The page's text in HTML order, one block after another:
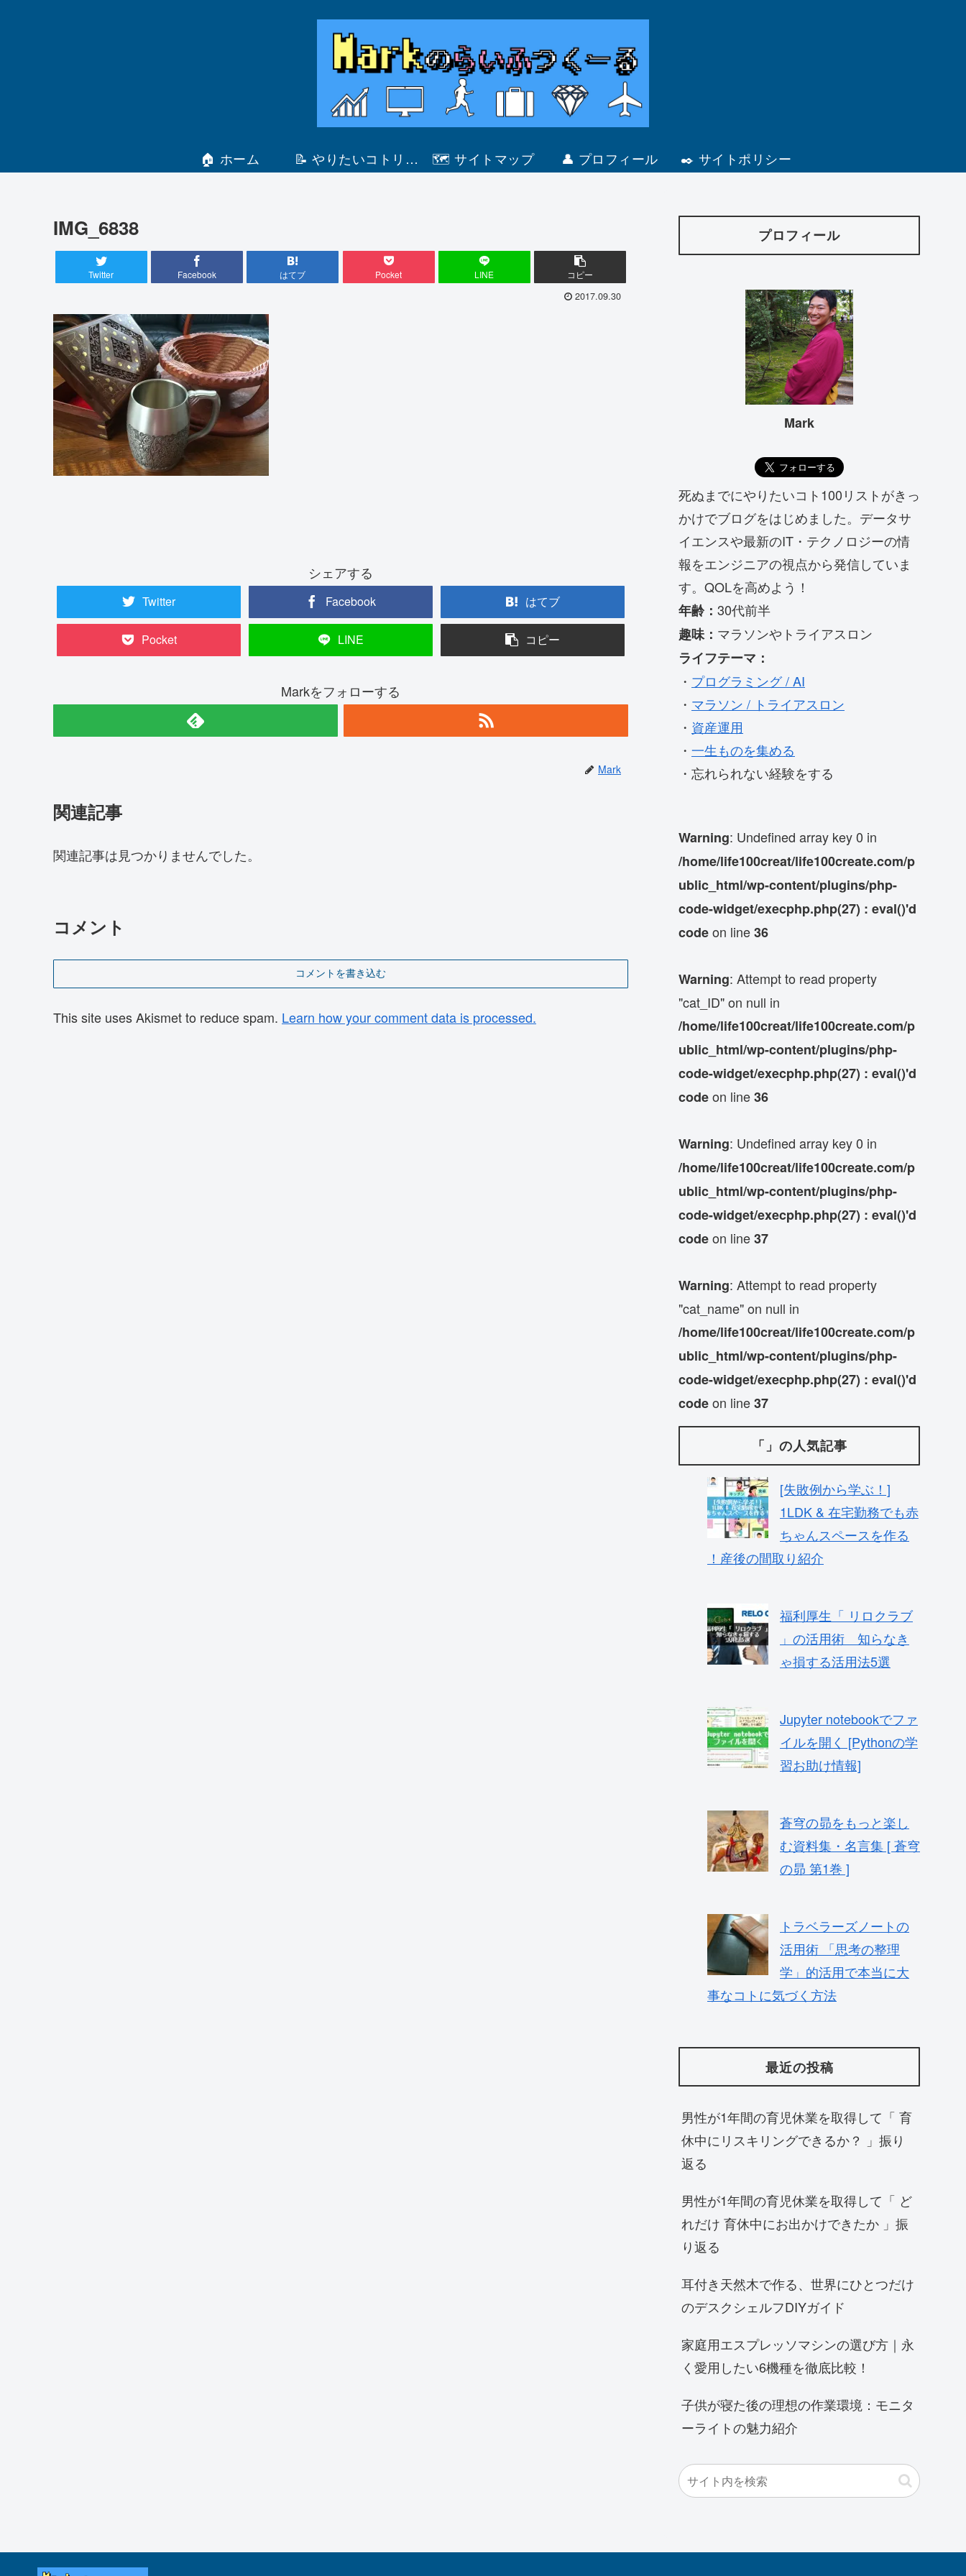
🏠 ホーム
📝 やりたいコトリス
🗺 サイトマップ 👤 プロフィール ✒️ サイトポリシー
IMG_6838
Twitter Facebook はてブ Pocket LINE コピー
2017.09.30
シェアする
Twitter Facebook はてブ
Pocket LINE コピー
Markをフォローする
Mark
関連記事
関連記事は見つかりませんでした。
コメント
コメントを書き込む
This site uses Akismet to reduce spam. Learn how your comment data is processed.
プロフィール
Mark
死ぬまでにやりたいコト100リストがきっ
かけでブログをはじめました。データサ
イエンスや最新のIT・テクノロジーの情
報をエンジニアの視点から発信していま
す。QOLを高めよう！
年齢： 30代前半
趣味： マラソンやトライアスロン
ライフテーマ：
・ プログラミング / AI
・ マラソン / トライアスロン
・ 資産運用
・ 一生ものを集める
・忘れられない経験をする
Warning: Undefined array key 0 in
/home/life100creat/life100create.com/p
ublic_html/wp-content/plugins/php-
code-widget/execphp.php(27) : eval()'d
codeon line36
Warning: Attempt to read property
"cat_ID" on null in
/home/life100creat/life100create.com/p
ublic_html/wp-content/plugins/php-
code-widget/execphp.php(27) : eval()'d
codeon line36
Warning: Undefined array key 0 in
/home/life100creat/life100create.com/p
ublic_html/wp-content/plugins/php-
code-widget/execphp.php(27) : eval()'d
codeon line37
Warning: Attempt to read property
"cat_name" on null in
/home/life100creat/life100create.com/p
ublic_html/wp-content/plugins/php-
code-widget/execphp.php(27) : eval()'d
codeon line37
「」の人気記事
[失敗例から学ぶ！]
1LDK & 在宅勤務でも赤
ちゃんスペースを作る
！産後の間取り紹介
福利厚生「 リロクラブ
」の活用術 知らなき
ゃ損する活用法5選
Jupyter notebookでファ
イルを開く [Pythonの学
習お助け情報]
蒼穹の昴をもっと楽し
む資料集・名言集 [ 蒼穹
の昴 第1巻 ]
トラベラーズノートの
活用術 「思考の整理
学」的活用で本当に大
事なコトに気づく方法
最近の投稿
男性が1年間の育児休業を取得して「 育
休中にリスキリングできるか？ 」振り
返る
男性が1年間の育児休業を取得して「 ど
れだけ 育休中にお出かけできたか 」振
り返る
耳付き天然木で作る、世界にひとつだけ
のデスクシェルフDIYガイド
家庭用エスプレッソマシンの選び方｜永
く愛用したい6機種を徹底比較！
子供が寝た後の理想の作業環境：モニタ
ーライトの魅力紹介